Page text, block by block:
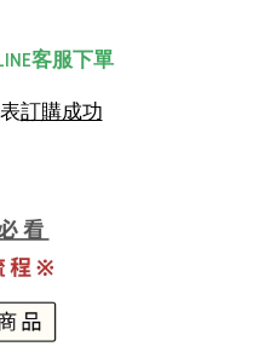
客服下單
訂購成功